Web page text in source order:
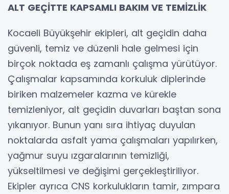
ALT GEÇİTTE KAPSAMLI BAKIM VE TEMİZLİK
Kocaeli Büyükşehir ekipleri, alt geçidin daha
güvenli, temiz ve düzenli hale gelmesi için
birçok noktada eş zamanlı çalışma yürütüyor.
Çalışmalar kapsamında korkuluk diplerinde
biriken malzemeler kazma ve kürekle
temizleniyor, alt geçidin duvarları baştan sona
yıkanıyor. Bunun yanı sıra ihtiyaç duyulan
noktalarda asfalt yama çalışmaları yapılırken,
yağmur suyu ızgaralarının temizliği,
yükseltilmesi ve değişimi gerçekleştiriliyor.
Ekipler ayrıca CNS korkulukların tamir, zımpara